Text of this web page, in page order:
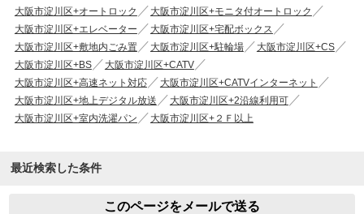
大阪市淀川区+オートロック
大阪市淀川区+モニタ付オートロック
大阪市淀川区+エレベーター
大阪市淀川区+宅配ボックス
大阪市淀川区+敷地内ごみ置
大阪市淀川区+駐輪場
大阪市淀川区+CS
大阪市淀川区+BS
大阪市淀川区+CATV
大阪市淀川区+高速ネット対応
大阪市淀川区+CATVインターネット
大阪市淀川区+地上デジタル放送
大阪市淀川区+2沿線利用可
大阪市淀川区+室内洗濯パン
大阪市淀川区+２Ｆ以上
最近検索した条件
このページをメールで送る